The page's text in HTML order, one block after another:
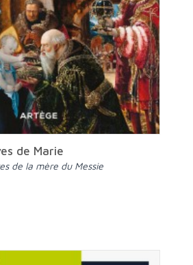
de Marie
de la mère du Messie